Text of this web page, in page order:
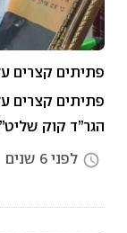
פתיתים קצרים
פתיתים קצרים
הגר”ד קוק
access_time לפני 6 שנים